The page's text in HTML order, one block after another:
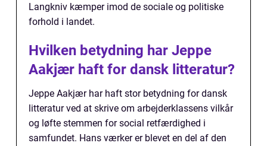
Langkniv kæmper imod de sociale og politiske
forhold i landet.
Hvilken betydning har Jeppe
Aakjær haft for dansk litteratur?
Jeppe Aakjær har haft stor betydning for dansk
litteratur ved at skrive om arbejderklassens vilkår
og løfte stemmen for social retfærdighed i
samfundet. Hans værker er blevet en del af den